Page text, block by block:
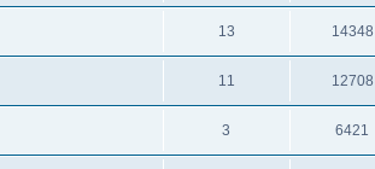
13 14348
11 12708
3 6421